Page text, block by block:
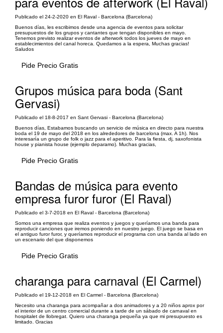
Publicado el 24-2-2020 en El Raval - Barcelona (Barcelona)
Buenos días, les escribimos desde una agencia de eventos para solicitar
presupuestos de los grupos y cantantes que tengan disponibles en mayo.
Tenemos previsto realizar eventos de afterwork todos los jueves de mayo en
establecimientos del canal horeca. Quedamos a la espera, Muchas gracias!
Saludos
Pide Precio Gratis
Grupos música para boda (Sant
Gervasi)
Publicado el 18-8-2017 en Sant Gervasi - Barcelona (Barcelona)
Buenos días, Estabamos buscando un servicio de música en directo para nuestra
boda el 19 de mayo del 2018 en los alrededores de barcelona (max. A 1h). Nos
interesaría un grupo de folk o jazz para el aperitivo. Para la fiesta, dj, saxofonista
house y pianista house (ejemplo deparamo). Muchas gracias,
Pide Precio Gratis
Bandas de música para evento
empresa furor furor (El Raval)
Publicado el 3-7-2018 en El Raval - Barcelona (Barcelona)
Somos una empresa que realiza eventos y juegos y queríamos una banda para
reproducir canciones que iremos poniendo en nuestro juego. El juego se basa en
el antiguo furor furor, y queríamos reproducir el programa con una banda al lado en
un escenario del que disponemos
Pide Precio Gratis
charanga para carnaval (El Carmel)
Publicado el 19-12-2018 en El Carmel - Barcelona (Barcelona)
Necesito una charanga para acompañar a dos animadores y a 20 niños aprox por
el interior de un centro comercial durante a tarde de un sábado de carnaval en
hospitalet de llobregat. Quiero una charanga pequeña ya que mi presupuesto es
limitado. Gracias